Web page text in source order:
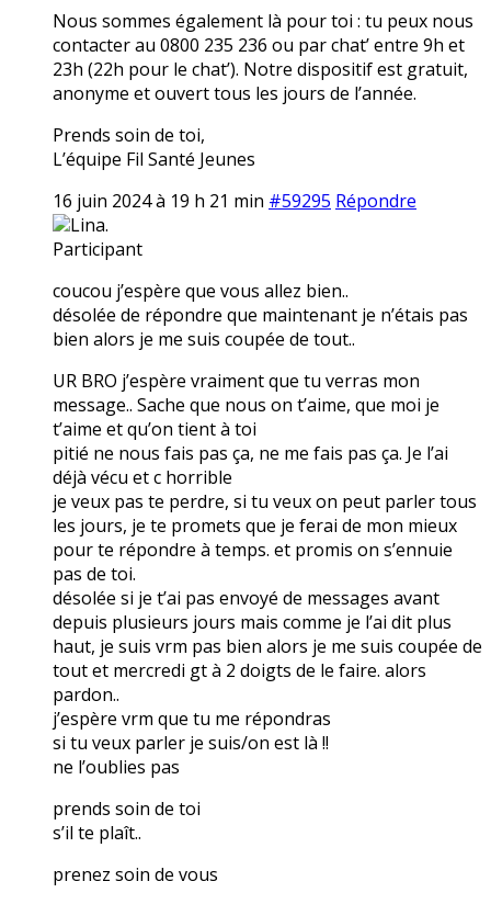
Nous sommes également là pour toi : tu peux nous
contacter au 0800 235 236 ou par chat’ entre 9h et
23h (22h pour le chat’). Notre dispositif est gratuit,
anonyme et ouvert tous les jours de l’année.
Prends soin de toi,
L’équipe Fil Santé Jeunes
16 juin 2024 à 19 h 21 min #59295 Répondre
Lina.
Participant
coucou j’espère que vous allez bien..
désolée de répondre que maintenant je n’étais pas
bien alors je me suis coupée de tout..
UR BRO j’espère vraiment que tu verras mon
message.. Sache que nous on t’aime, que moi je
t’aime et qu’on tient à toi
pitié ne nous fais pas ça, ne me fais pas ça. Je l’ai
déjà vécu et c horrible
je veux pas te perdre, si tu veux on peut parler tous
les jours, je te promets que je ferai de mon mieux
pour te répondre à temps. et promis on s’ennuie
pas de toi.
désolée si je t’ai pas envoyé de messages avant
depuis plusieurs jours mais comme je l’ai dit plus
haut, je suis vrm pas bien alors je me suis coupée de
tout et mercredi gt à 2 doigts de le faire. alors
pardon..
j’espère vrm que tu me répondras
si tu veux parler je suis/on est là !!
ne l’oublies pas
prends soin de toi
s’il te plaît..
prenez soin de vous